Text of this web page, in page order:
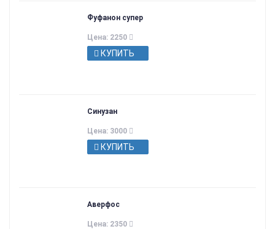
Фуфанон супер
Цена: 2250
КУПИТЬ
Синузан
Цена: 3000
КУПИТЬ
Аверфос
Цена: 2350